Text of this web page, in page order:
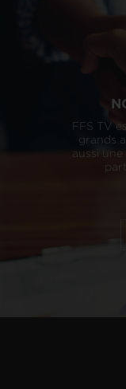
FFS TV
grands
aussi une